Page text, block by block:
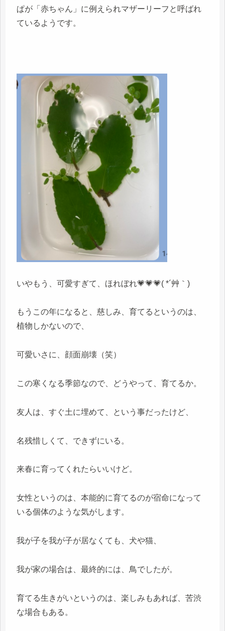
ぱが「赤ちゃん」に例えられマザーリーフと呼ばれ
ているようです。
いやもう、可愛すぎて、ほれぼれ💗💗💗( *´艸｀)
もうこの年になると、慈しみ、育てるというのは、
植物しかないので、
可愛いさに、顔面崩壊（笑）
この寒くなる季節なので、どうやって、育てるか。
友人は、すぐ土に埋めて、という事だったけど、
名残惜しくて、できずにいる。
来春に育ってくれたらいいけど。
女性というのは、本能的に育てるのが宿命になって
いる個体のような気がします。
我が子を我が子が居なくても、犬や猫、
我が家の場合は、最終的には、鳥でしたが。
育てる生きがいというのは、楽しみもあれば、苦渋
な場合もある。